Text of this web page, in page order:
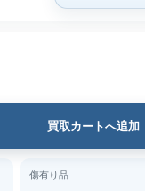
買取カートへ追加
傷有り品